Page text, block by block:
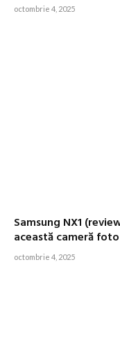
octombrie 4, 2025
Samsung NX1
această cameră
octombrie 4, 2025